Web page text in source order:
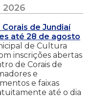
2026
de Jundiaí
até 28 de agosto
de Cultura
inscrições abertas
de Corais de
e
e faixas
até o dia